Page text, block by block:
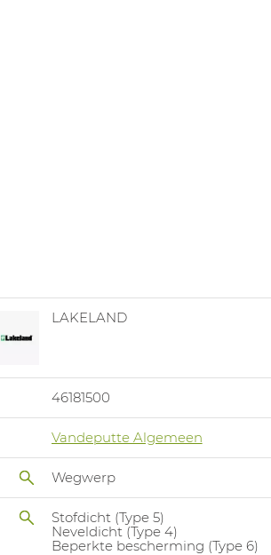
LAKELAND
46181500
Vandeputte Algemeen
Wegwerp
Stofdicht (Type 5)
Neveldicht (Type 4)
Beperkte bescherming (Type 6)